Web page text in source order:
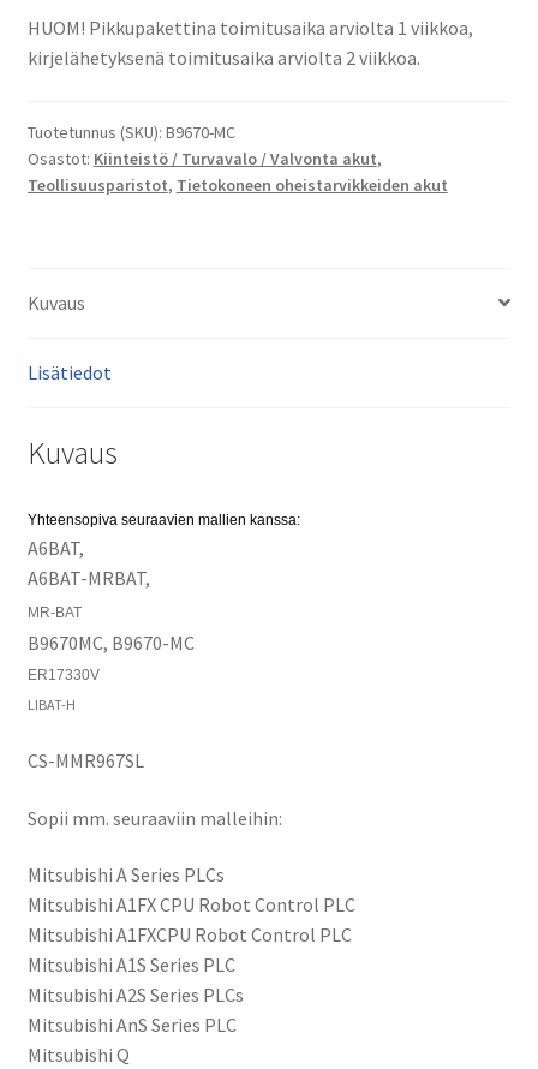
ER17330V,
LIBAT-
Li-
MnO2
3,6V
HUOM! Pikkupakettina toimitusaika arviolta 1 viikkoa,
kirjelähetyksenä toimitusaika arviolta 2 viikkoa.
Tuotetunnus (SKU): B9670-MC
Osastot: Kiinteistö / Turvavalo / Valvonta akut,
Teollisuusparistot, Tietokoneen oheistarvikkeiden akut
Kuvaus
Lisätiedot
Kuvaus
Yhteensopiva seuraavien mallien kanssa:
A6BAT,
A6BAT-MRBAT,
MR-BAT
B9670MC, B9670-MC
ER17330V
LIBAT-H
CS-MMR967SL
Sopii mm. seuraaviin malleihin:
Mitsubishi A Series PLCs
Mitsubishi A1FX CPU Robot Control PLC
Mitsubishi A1FXCPU Robot Control PLC
Mitsubishi A1S Series PLC
Mitsubishi A2S Series PLCs
Mitsubishi AnS Series PLC
Mitsubishi Q